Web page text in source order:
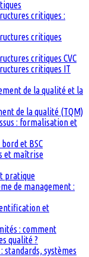
critiques :
critiques
critiques CVC
critiques IT
de la qualité et la
de la qualité (TQM)
: formalisation et
et BSC
et maîtrise
pratique
de management :
et
: comment
qualité ?
standards, systèmes